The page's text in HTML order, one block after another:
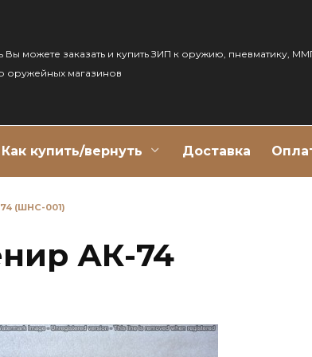
Вы можете заказать и купить ЗИП к оружию, пневматику,
оружейных магазинов
Как купить/вернуть Доставка
(ШНС-001)
АК-74